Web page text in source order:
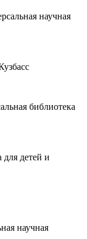
научная
библиотека
для детей и
научная